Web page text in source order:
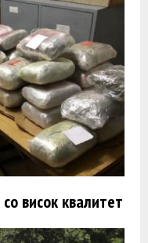
висок квалитет